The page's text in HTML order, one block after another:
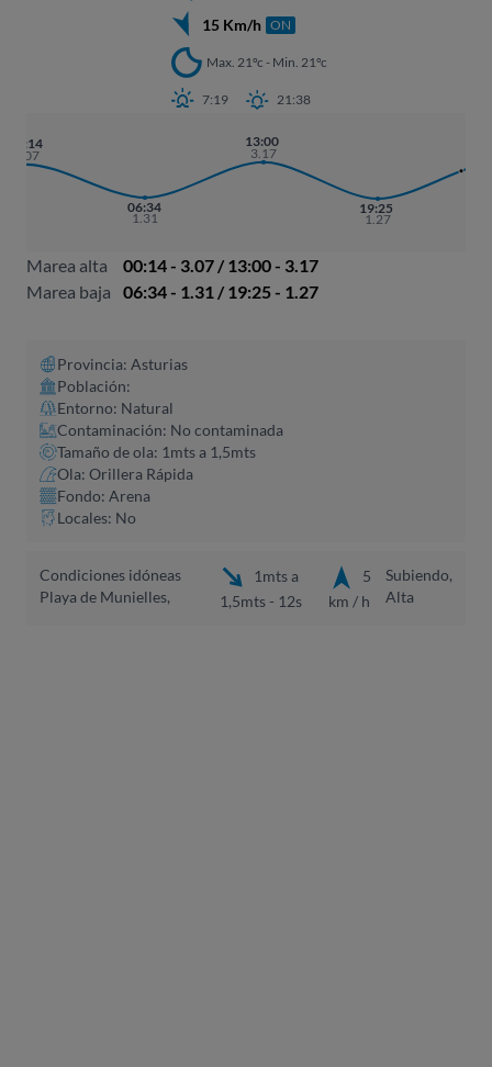
15 Km/h ON
Max. 21ºc - Min. 21ºc
7:19 21:38
00:14
3.07
06:34
1.31
13:00
3.17
19:25
1.27
Marea alta
00:14 - 3.07 / 13:00 - 3.17
Marea baja
06:34 - 1.31 / 19:25 - 1.27
Provincia: Asturias
Población:
Entorno: Natural
Contaminación: No contaminada
Tamaño de ola: 1mts a 1,5mts
Ola: Orillera Rápida
Fondo: Arena
Locales: No
Condiciones idóneas
Playa de Munielles,
1mts a
1,5mts - 12s
5
km / h
Subiendo,
Alta